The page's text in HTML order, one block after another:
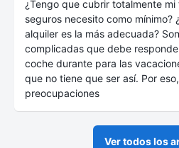
¿Tengo que cubrir totalmente mi
seguros necesito como mínimo?
alquiler es la más adecuada?
complicadas que debe
coche durante para las
que no tiene que ser así. Por
preocupaciones
Ver todos los